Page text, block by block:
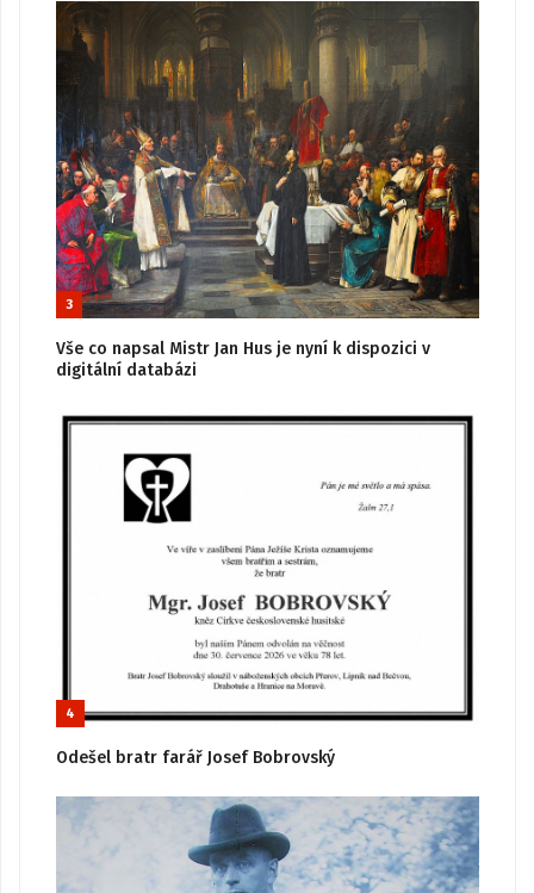
3
Vše co napsal Mistr Jan Hus je nyní k dispozici v
digitální databázi
4
Odešel bratr farář Josef Bobrovský